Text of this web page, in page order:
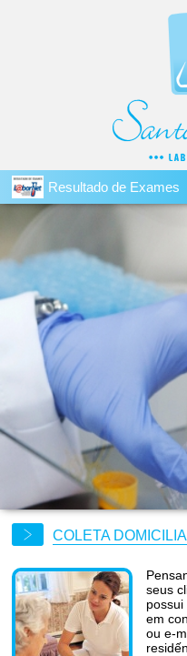
Resultado de Exames
COLETA
seus
em
ou e-